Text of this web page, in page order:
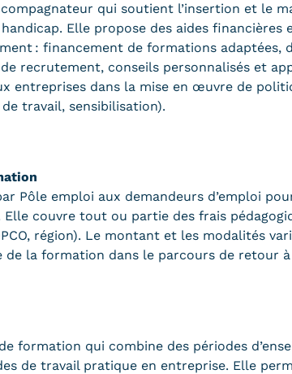
qui soutient l’insertion et le
Elle propose des aides financières
: financement de formations adaptées,
recrutement, conseils personnalisés et
entreprises dans la mise en œuvre de
travail, sensibilisation).
Pôle emploi aux demandeurs d’emploi
couvre tout ou partie des frais
région). Le montant et les modalités
la formation dans le parcours de retour à
formation qui combine des périodes
de travail pratique en entreprise. Elle